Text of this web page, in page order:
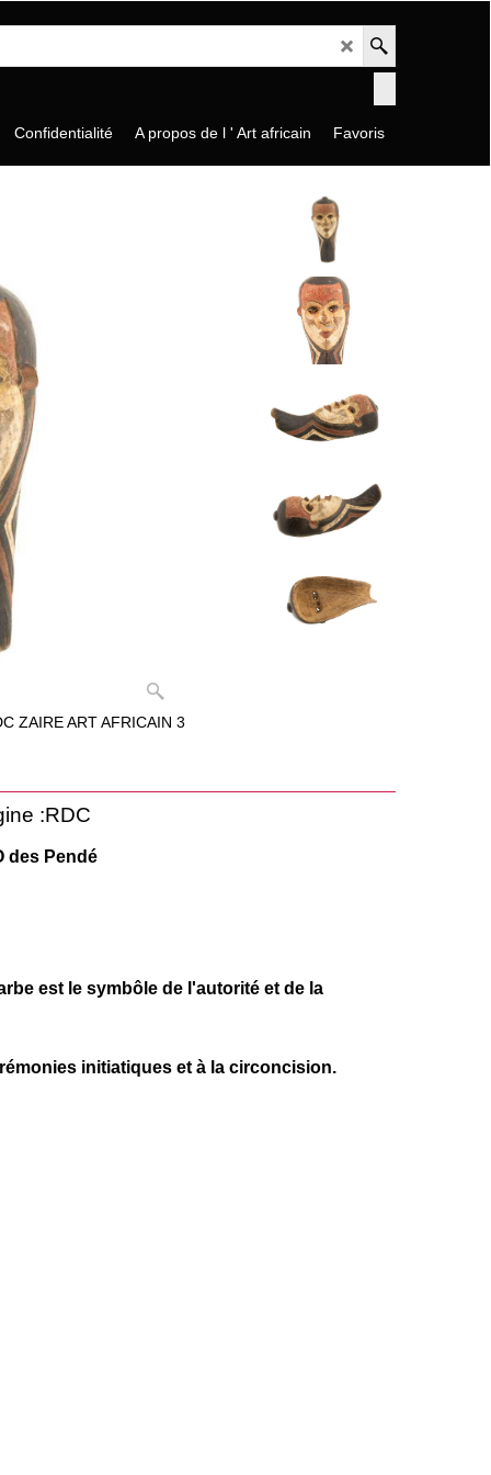
Confidentialité A propos de l ' Art africain Favoris
ZAIRE ART AFRICAIN 3
:RDC
des Pendé
est le symbôle de l'autorité et de la
initiatiques et à la circoncision.